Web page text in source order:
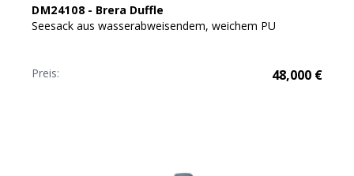
DM24108 - Brera Duffle
Seesack aus wasserabweisendem, weichem PU
Preis: 48,000 €